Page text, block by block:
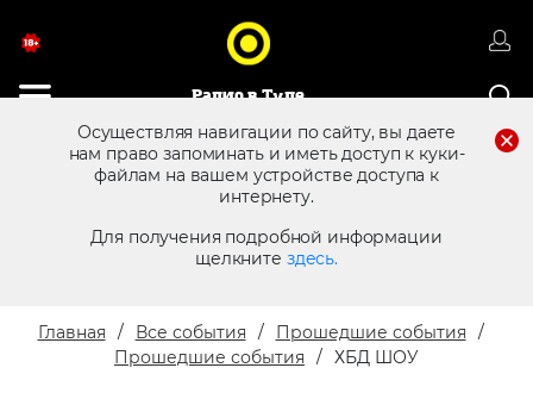
Радио в Туле
Осуществляя навигации по сайту, вы даете
нам право запоминать и иметь доступ к куки-
файлам на вашем устройстве доступа к
интернету.
Для получения подробной информации
щелкните здесь.
8 (4872) 250 470 Реклама в эфире
Главная Все события
Прошедшие события
Прошедшие события
ХБД ШОУ